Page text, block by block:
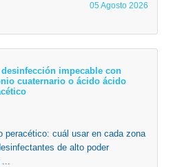
05 Agosto 2026
desinfección impecable con
cuaternario o ácido ácido
peracético: cuál usar en cada zona
de alto poder